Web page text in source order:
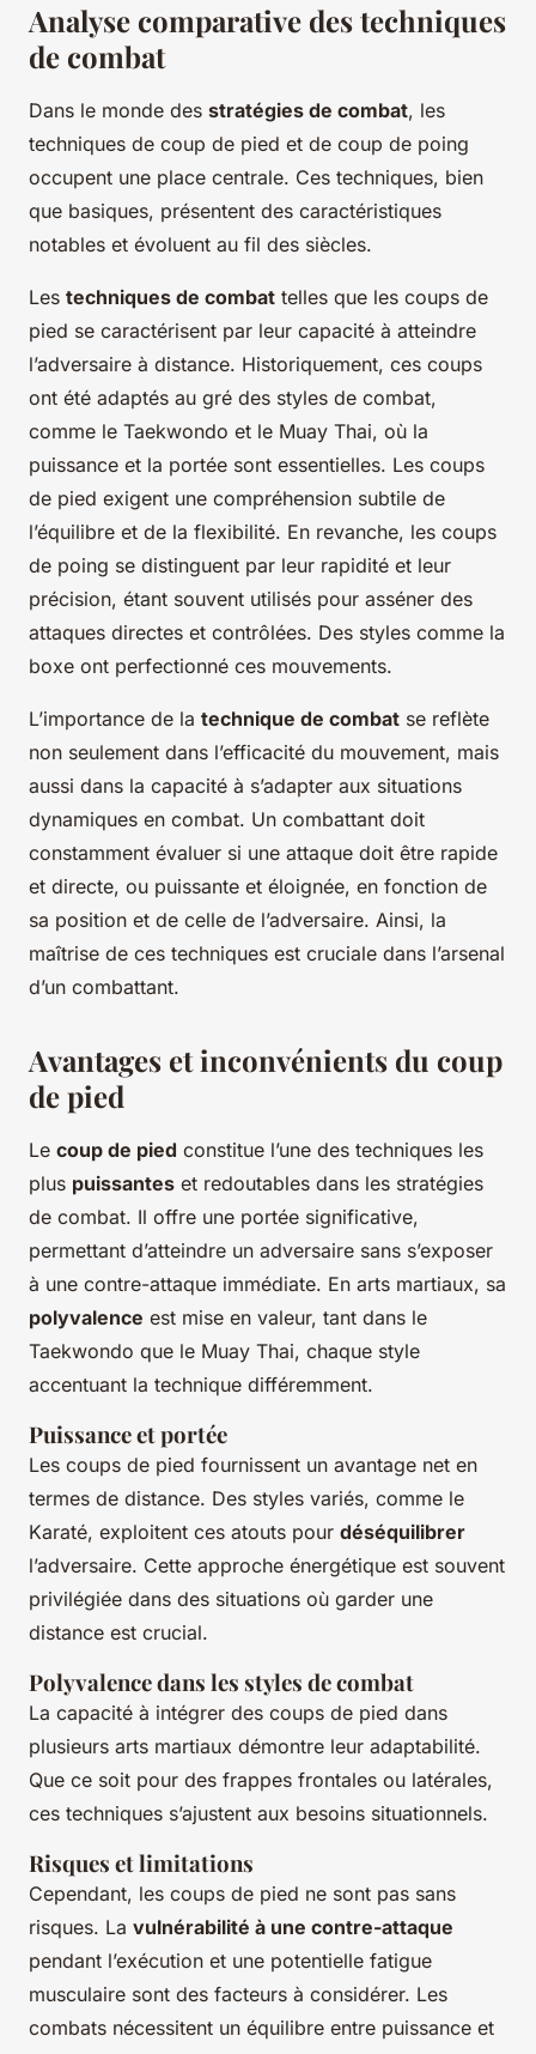
Analyse comparative des techniques
de combat
Dans le monde des stratégies de combat, les
techniques de coup de pied et de coup de poing
occupent une place centrale. Ces techniques, bien
que basiques, présentent des caractéristiques
notables et évoluent au fil des siècles.
Les techniques de combat telles que les coups de
pied se caractérisent par leur capacité à atteindre
l’adversaire à distance. Historiquement, ces coups
ont été adaptés au gré des styles de combat,
comme le Taekwondo et le Muay Thai, où la
puissance et la portée sont essentielles. Les coups
de pied exigent une compréhension subtile de
l’équilibre et de la flexibilité. En revanche, les coups
de poing se distinguent par leur rapidité et leur
précision, étant souvent utilisés pour asséner des
attaques directes et contrôlées. Des styles comme la
boxe ont perfectionné ces mouvements.
L’importance de la technique de combat se reflète
non seulement dans l’efficacité du mouvement, mais
aussi dans la capacité à s’adapter aux situations
dynamiques en combat. Un combattant doit
constamment évaluer si une attaque doit être rapide
et directe, ou puissante et éloignée, en fonction de
sa position et de celle de l’adversaire. Ainsi, la
maîtrise de ces techniques est cruciale dans l’arsenal
d’un combattant.
Avantages et inconvénients du coup
de pied
Le coup de pied constitue l’une des techniques les
plus puissantes et redoutables dans les stratégies
de combat. Il offre une portée significative,
permettant d’atteindre un adversaire sans s’exposer
à une contre-attaque immédiate. En arts martiaux, sa
polyvalence est mise en valeur, tant dans le
Taekwondo que le Muay Thai, chaque style
accentuant la technique différemment.
Puissance et portée
Les coups de pied fournissent un avantage net en
termes de distance. Des styles variés, comme le
Karaté, exploitent ces atouts pour déséquilibrer
l’adversaire. Cette approche énergétique est souvent
privilégiée dans des situations où garder une
distance est crucial.
Polyvalence dans les styles de combat
La capacité à intégrer des coups de pied dans
plusieurs arts martiaux démontre leur adaptabilité.
Que ce soit pour des frappes frontales ou latérales,
ces techniques s’ajustent aux besoins situationnels.
Risques et limitations
Cependant, les coups de pied ne sont pas sans
risques. La vulnérabilité à une contre-attaque
pendant l’exécution et une potentielle fatigue
musculaire sont des facteurs à considérer. Les
combats nécessitent un équilibre entre puissance et